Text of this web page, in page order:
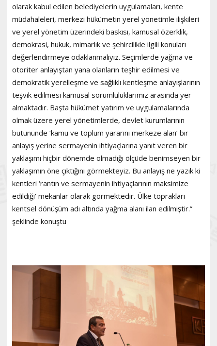
olarak kabul edilen belediyelerin uygulamaları, kente
müdahaleleri, merkezi hükümetin yerel yönetimle ilişkileri
ve yerel yönetim üzerindeki baskısı, kamusal özerklik,
demokrasi, hukuk, mimarlık ve şehircilikle ilgili konuları
değerlendirmeye odaklanmalıyız. Seçimlerde yağma ve
otoriter anlayıştan yana olanların teşhir edilmesi ve
demokratik yerelleşme ve sağlıklı kentleşme anlayışlarının
teşvik edilmesi kamusal sorumluluklarımız arasında yer
almaktadır. Başta hükümet yatırım ve uygulamalarında
olmak üzere yerel yönetimlerde, devlet kurumlarının
bütününde ‘kamu ve toplum yararını merkeze alan’ bir
anlayış yerine sermayenin ihtiyaçlarına yanıt veren bir
yaklaşımı hiçbir dönemde olmadığı ölçüde benimseyen bir
yaklaşımın öne çıktığını görmekteyiz. Bu anlayış ne yazık ki
kentleri ‘rantın ve sermayenin ihtiyaçlarının maksimize
edildiği’ mekanlar olarak görmektedir. Ülke toprakları
kentsel dönüşüm adı altında yağma alanı ilan edilmiştir.”
şeklinde konuştu